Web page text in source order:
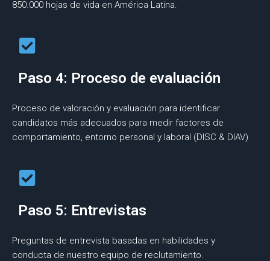
850.000 hojas de vida en América Latina.
Paso 4: Proceso de evaluación
Proceso de valoración y evaluación para identificar
candidatos más adecuados para medir factores de
comportamiento, entorno personal y laboral (DISC & DIAV)
Paso 5: Entrevistas
Preguntas de entrevista basadas en habilidades y
conducta de nuestro equipo de reclutamiento.